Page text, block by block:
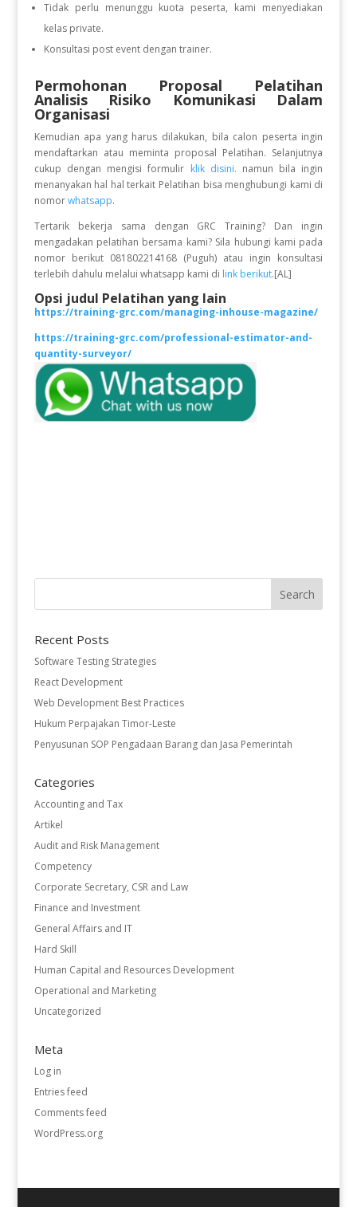
Tidak perlu menunggu kuota peserta, kami menyediakan
kelas private.
Konsultasi post event dengan trainer.
Permohonan Proposal Pelatihan
Analisis Risiko Komunikasi Dalam
Organisasi
Kemudian apa yang harus dilakukan, bila calon peserta ingin
mendaftarkan atau meminta proposal Pelatihan. Selanjutnya
cukup dengan mengisi formulir klik disini. namun bila ingin
menanyakan hal hal terkait Pelatihan bisa menghubungi kami di
nomor whatsapp.
Tertarik bekerja sama dengan GRC Training? Dan ingin
mengadakan pelatihan bersama kami? Sila hubungi kami pada
nomor berikut 081802214168 (Puguh) atau ingin konsultasi
terlebih dahulu melalui whatsapp kami di link berikut.[AL]
Opsi judul Pelatihan yang lain
https://training-grc.com/managing-inhouse-magazine/
https://training-grc.com/professional-estimator-and-
quantity-surveyor/
Recent Posts
Software Testing Strategies
React Development
Web Development Best Practices
Hukum Perpajakan Timor-Leste
Penyusunan SOP Pengadaan Barang dan Jasa Pemerintah
Categories
Accounting and Tax
Artikel
Audit and Risk Management
Competency
Corporate Secretary, CSR and Law
Finance and Investment
General Affairs and IT
Hard Skill
Human Capital and Resources Development
Operational and Marketing
Uncategorized
Meta
Log in
Entries feed
Comments feed
WordPress.org